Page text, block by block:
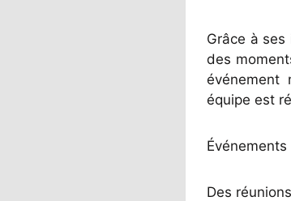
Grâce à
des
événement
équipe est
Des